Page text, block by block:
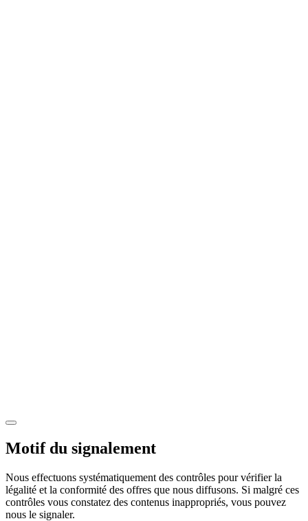
Motif du signalement
Nous effectuons systématiquement des contrôles pour vérifier la
légalité et la conformité des offres que nous diffusons. Si malgré ces
contrôles vous constatez des contenus inappropriés, vous pouvez
nous le signaler.